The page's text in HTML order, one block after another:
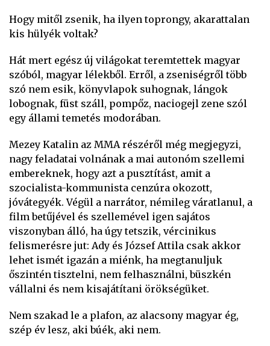
Hogy mitől zsenik, ha ilyen toprongy, akarattalan
kis hülyék voltak?
Hát mert egész új világokat teremtettek magyar
szóból, magyar lélekből. Erről, a zseniségről több
szó nem esik, könyvlapok suhognak, lángok
lobognak, füst száll, pompőz, naciogejl zene szól
egy állami temetés modorában.
Mezey Katalin az MMA részéről még megjegyzi,
nagy feladatai volnának a mai autonóm szellemi
embereknek, hogy azt a pusztítást, amit a
szocialista-kommunista cenzúra okozott,
jóvátegyék. Végül a narrátor, némileg váratlanul, a
film betűjével és szellemével igen sajátos
viszonyban álló, ha úgy tetszik, vércinikus
felismerésre jut: Ady és József Attila csak akkor
lehet ismét igazán a miénk, ha megtanuljuk
őszintén tisztelni, nem felhasználni, büszkén
vállalni és nem kisajátítani örökségüket.
Nem szakad le a plafon, az alacsony magyar ég,
szép év lesz, aki búék, aki nem.